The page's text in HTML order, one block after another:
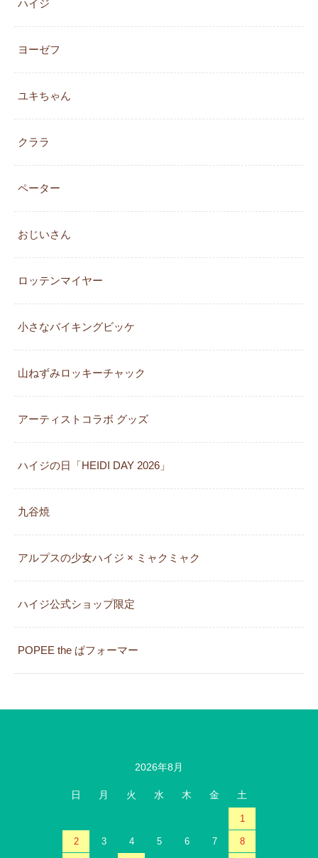
ハイジ
ヨーゼフ
ユキちゃん
クララ
ペーター
おじいさん
ロッテンマイヤー
小さなバイキングビッケ
山ねずみロッキーチャック
アーティストコラボ グッズ
ハイジの日「HEIDI DAY 2026」
九谷焼
アルプスの少女ハイジ × ミャクミャク
ハイジ公式ショップ限定
POPEE the ぱフォーマー
2026年8月
日 月 火 水 木 金 土
1
2 3 4 5 6 7 8